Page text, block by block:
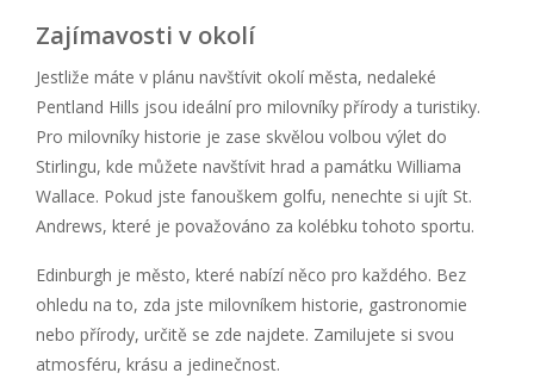
Zajímavosti v okolí
Jestliže máte v plánu navštívit okolí města, nedaleké
Pentland Hills jsou ideální pro milovníky přírody a turistiky.
Pro milovníky historie je zase skvělou volbou výlet do
Stirlingu, kde můžete navštívit hrad a památku Williama
Wallace. Pokud jste fanouškem golfu, nenechte si ujít St.
Andrews, které je považováno za kolébku tohoto sportu.
Edinburgh je město, které nabízí něco pro každého. Bez
ohledu na to, zda jste milovníkem historie, gastronomie
nebo přírody, určitě se zde najdete. Zamilujete si svou
atmosféru, krásu a jedinečnost.